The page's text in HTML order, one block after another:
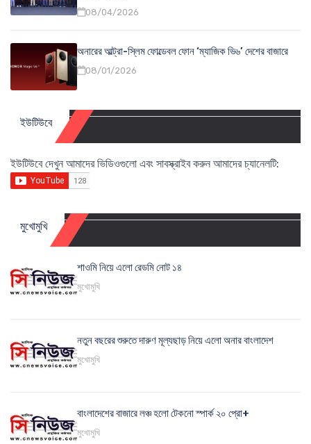
08/04/2026
অনারের আল্ট্রা-স্লিম ফোল্ডেবল ফোন ‘ম্যাজিক ভি৬’ দেশের বাজারে
08/01/2026
ইউটিউবে
ইউটিউবে দেখুন আমাদের ভিডিওগুলো এবং সাবস্ক্রাইব করুন আমাদের চ্যানেলটি:
মুখোমুখি
শাওমি নিয়ে এলো রেডমি নোট ১৪
মুখোমুখি
নতুন বছরের শুরুতে দারুণ মূল্যছাড় নিয়ে এলো অনার বাংলাদেশ
মুখোমুখি
বাংলাদেশের বাজারে লঞ্চ হলো টেকনো স্পার্ক ২০ প্রো+
মুখোমুখি